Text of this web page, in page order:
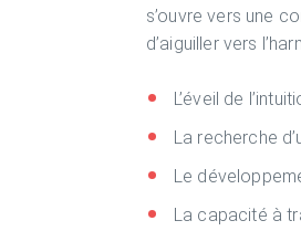
s’ouvre vers une
d’aiguiller vers
L’éveil de
La recherche
Le
La capacité à